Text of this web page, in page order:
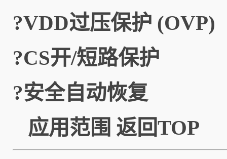
?VDD过压保护 (OVP)
?CS开/短路保护
?安全自动恢复
应用范围 返回TOP